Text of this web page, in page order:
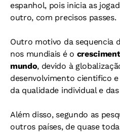
espanhol, pois inicia as
outro, com precisos passes.
Outro motivo da sequencia
nos mundiais é o
mundo, devido à
desenvolvimento cientifico
da qualidade individual e
Além disso, segundo as
outros países, de quase